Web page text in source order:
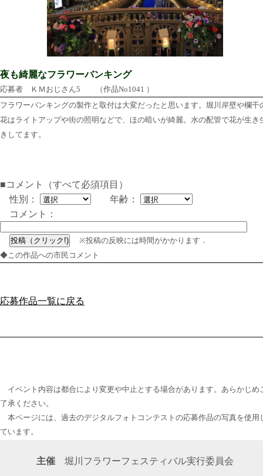
夜も綺麗なフラワーバンキング
応募者 ＫＭおじさん5 （作品No1041 ）
フラワーバンキングの製作と取付は大変だったと思います。堀川岸壁や欄干
花はライトアップや街の照明などで、ほの暗いが綺麗。水の配管で花が生き
きしてます。
■コメント（すべて必須項目）
性別：
年齢：
コメント：
※投稿の反映には時間がかかります．
◆この作品への市民コメント
応募作品一覧に戻る
イベント内容は都合により変更や中止とする場合があります。あらかじめ
了承ください。
本ページには、過去のデジタルフォトコンテストの応募作品の写真を使用
ています。
主催 堀川フラワーフェスティバル実行委員会